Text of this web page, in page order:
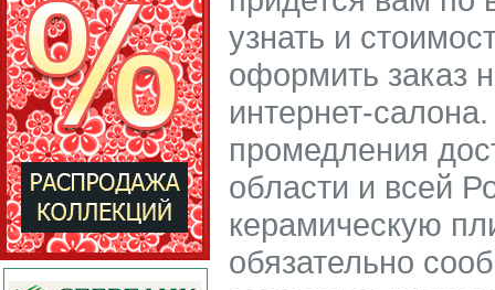
узнать и
оформить заказ
интернет-
промедления
области и всей
керамическую
обязательно